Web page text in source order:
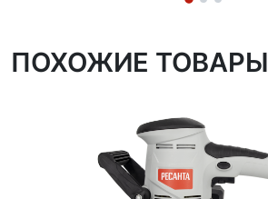
ПОХОЖИЕ ТОВАРЫ